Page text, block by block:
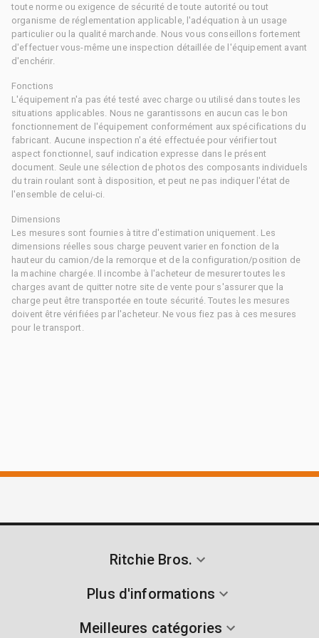
toute norme ou exigence de sécurité de toute autorité ou tout
organisme de réglementation applicable, l'adéquation à un usage
particulier ou la qualité marchande. Nous vous conseillons fortement
d'effectuer vous-même une inspection détaillée de l'équipement avant
d'enchérir.
Fonctions
L'équipement n'a pas été testé avec charge ou utilisé dans toutes les
situations applicables. Nous ne garantissons en aucun cas le bon
fonctionnement de l'équipement conformément aux spécifications du
fabricant. Aucune inspection n'a été effectuée pour vérifier tout
aspect fonctionnel, sauf indication expresse dans le présent
document. Seule une sélection de photos des composants individuels
du train roulant sont à disposition, et peut ne pas indiquer l'état de
l'ensemble de celui-ci.
Dimensions
Les mesures sont fournies à titre d'estimation uniquement. Les
dimensions réelles sous charge peuvent varier en fonction de la
hauteur du camion/de la remorque et de la configuration/position de
la machine chargée. Il incombe à l'acheteur de mesurer toutes les
charges avant de quitter notre site de vente pour s'assurer que la
charge peut être transportée en toute sécurité. Toutes les mesures
doivent être vérifiées par l'acheteur. Ne vous fiez pas à ces mesures
pour le transport.
Ritchie Bros.
Plus d'informations
Meilleures catégories